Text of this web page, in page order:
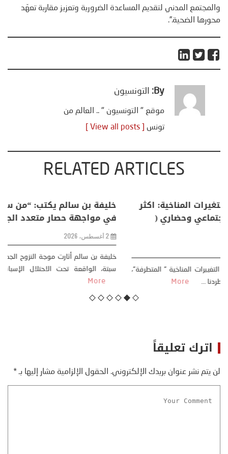
والمجتمع المدني لتقديم المساعدة الضرورية وتعزيز مقاربة تعهّد
محورها الضحية.”.
By: التونسيون
موقع " التونسيون " .. العالم من
تونس
RELATED ARTICLES
منذر بالضيافي يكتب حول: التغيرات المناخية: اكثر
من ظاهرة طبيعية .. تحول اجتماعي وحضاري (
كتب: منذر بالضيافي بدأت قصتي مع التغييرات المناخية ” المتطرفة”،
منذ نهاية ثمانينات القرن الماضي، حين أطردنا ...
اترك تعليقاً
لن يتم نشر عنوان بريدك الإلكتروني. الحقول الإلزامية مشار إليها بـ*